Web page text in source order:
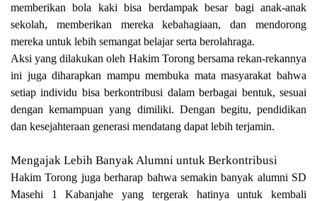
memberikan bola kaki bisa berdampak besar bagi anak-anak
sekolah, memberikan mereka kebahagiaan, dan mendorong
mereka untuk lebih semangat belajar serta berolahraga.
Aksi yang dilakukan oleh Hakim Torong bersama rekan-rekannya
ini juga diharapkan mampu membuka mata masyarakat bahwa
setiap individu bisa berkontribusi dalam berbagai bentuk, sesuai
dengan kemampuan yang dimiliki. Dengan begitu, pendidikan
dan kesejahteraan generasi mendatang dapat lebih terjamin.
Mengajak Lebih Banyak Alumni untuk Berkontribusi
Hakim Torong juga berharap bahwa semakin banyak alumni SD
Masehi 1 Kabanjahe yang tergerak hatinya untuk kembali